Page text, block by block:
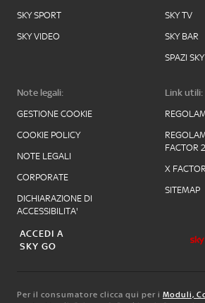
SKY SPORT
SKY VIDEO
SKY TV
SKY BAR
SPAZI SKY
Note legali:
GESTIONE COOKIE
COOKIE POLICY
NOTE LEGALI
CORPORATE
DICHIARAZIONE DI
ACCESSIBILITA'
Link utili:
FACTOR
X
SITEMAP
ACCEDI A
SKY GO
Per il consumatore clicca qui per i Moduli,